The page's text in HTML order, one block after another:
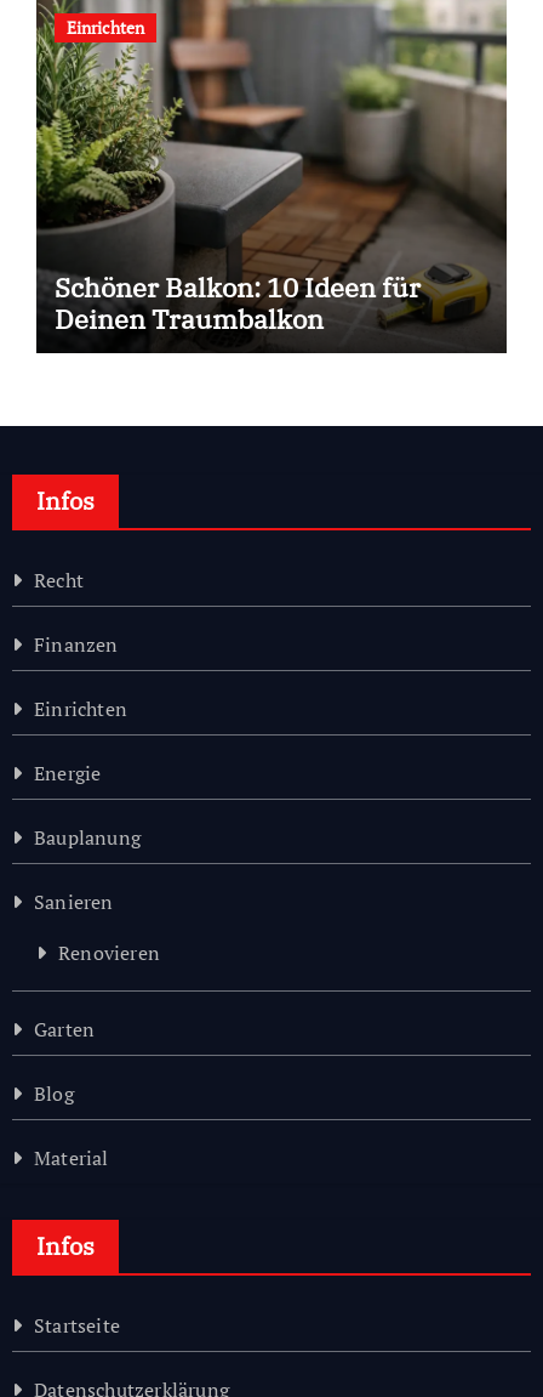
Einrichten
Schöner Balkon: 10 Ideen für
Deinen Traumbalkon
Infos
Recht
Finanzen
Einrichten
Energie
Bauplanung
Sanieren
Renovieren
Garten
Blog
Material
Infos
Startseite
Datenschutzerklärung